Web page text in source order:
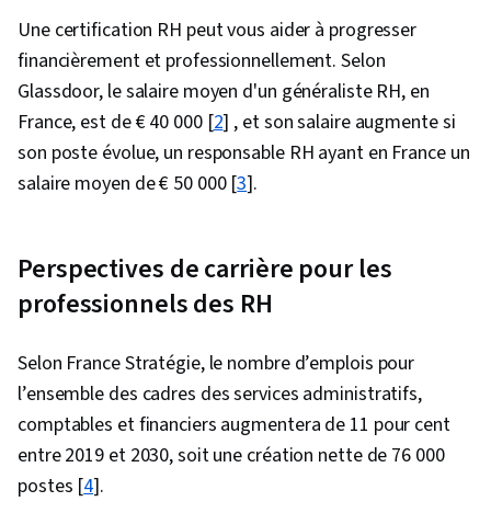
Une certification RH peut vous aider à progresser
financièrement et professionnellement. Selon
Glassdoor, le salaire moyen d'un généraliste RH, en
France, est de € 40 000 [2] , et son salaire augmente si
son poste évolue, un responsable RH ayant en France un
salaire moyen de € 50 000 [3].
Perspectives de carrière pour les
professionnels des RH
Selon France Stratégie, le nombre d’emplois pour
l’ensemble des cadres des services administratifs,
comptables et financiers augmentera de 11 pour cent
entre 2019 et 2030, soit une création nette de 76 000
postes [4].